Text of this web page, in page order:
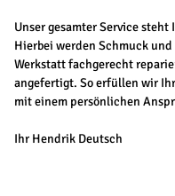
Unser gesamter Service
Hierbei werden Schmuck
Werkstatt fachgerecht
angefertigt. So erfüllen wir
mit einem persönlichen
Ihr Hendrik Deutsch